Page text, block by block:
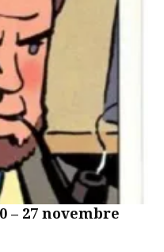
– 27 novembre